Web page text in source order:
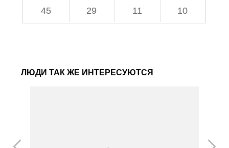
45 29 11 10
ЛЮДИ ТАК ЖЕ ИНТЕРЕСУЮТСЯ